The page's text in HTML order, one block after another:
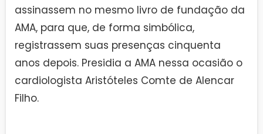
assinassem no mesmo livro de fundação da
AMA, para que, de forma simbólica,
registrassem suas presenças cinquenta
anos depois. Presidia a AMA nessa ocasião o
cardiologista Aristóteles Comte de Alencar
Filho.